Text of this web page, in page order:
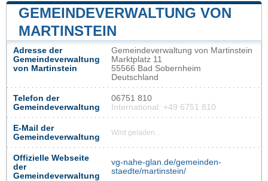
GEMEINDEVERWALTUNG VON
MARTINSTEIN
Adresse der
Gemeindeverwaltung
von Martinstein
Gemeindeverwaltung von Martinstein
Marktplatz 11
55566 Bad Sobernheim
Deutschland
Telefon der
Gemeindeverwaltung
06751 810
International: +49 6751 810
E-Mail der
Gemeindeverwaltung
Wird geladen...
Offizielle Webseite
der
Gemeindeverwaltung
vg-nahe-glan.de/gemeinden-
staedte/martinstein/